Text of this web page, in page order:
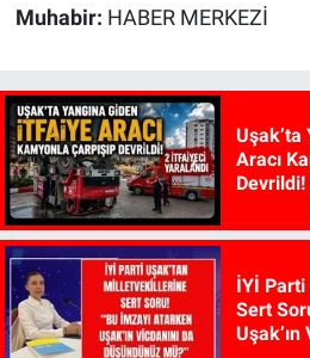
Muhabir: HABER MERKEZİ
Uşak’ta
Aracı
İYİ
Sert
Uşak’ın